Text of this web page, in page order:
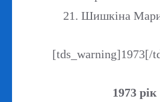
Шишкіна
[tds_warning]1973[/
1973 рік